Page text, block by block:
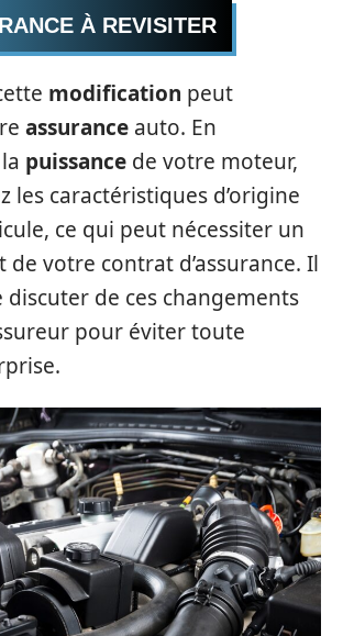
À REVISITER
modification peut
assurance auto. En
puissance de votre moteur,
les caractéristiques d’origine
ce qui peut nécessiter un
votre contrat d’assurance. Il
discuter de ces changements
pour éviter toute